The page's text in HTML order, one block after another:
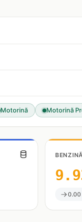
Motorină Motorină
0.00